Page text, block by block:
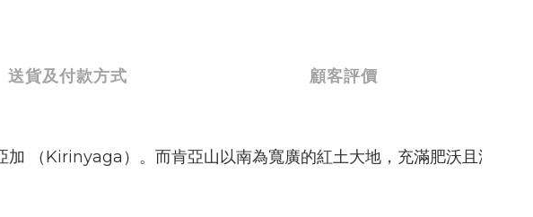
送貨及付款方式 顧客評價
加 （Kirinyaga ）。而肯亞山以南為寬廣的紅土大地，充滿肥沃且漂亮